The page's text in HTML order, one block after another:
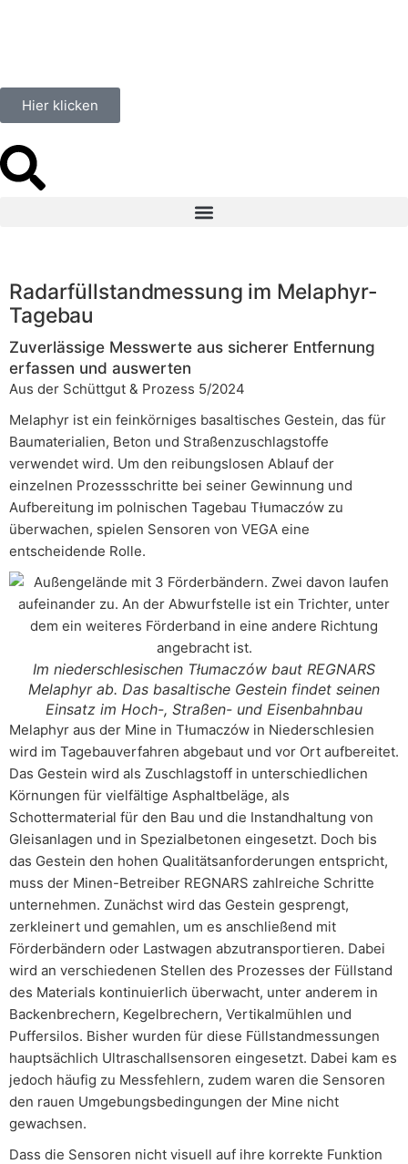
Hier klicken
Radarfüllstandmessung im Melaphyr-
Tagebau
Zuverlässige Messwerte aus sicherer Entfernung
erfassen und auswerten
Aus der Schüttgut & Prozess 5/2024
Melaphyr ist ein feinkörniges basaltisches Gestein, das für
Baumaterialien, Beton und Straßenzuschlagstoffe
verwendet wird. Um den reibungslosen Ablauf der
einzelnen Prozessschritte bei seiner Gewinnung und
Aufbereitung im polnischen Tagebau Tłumaczów zu
überwachen, spielen Sensoren von VEGA eine
entscheidende Rolle.
Im niederschlesischen Tłumaczów baut REGNARS
Melaphyr ab. Das basaltische Gestein findet seinen
Einsatz im Hoch-, Straßen- und Eisenbahnbau
Melaphyr aus der Mine in Tłumaczów in Niederschlesien
wird im Tagebauverfahren abgebaut und vor Ort aufbereitet.
Das Gestein wird als Zuschlagstoff in unterschiedlichen
Körnungen für vielfältige Asphaltbeläge, als
Schottermaterial für den Bau und die Instandhaltung von
Gleisanlagen und in Spezialbetonen eingesetzt. Doch bis
das Gestein den hohen Qualitätsanforderungen entspricht,
muss der Minen-Betreiber REGNARS zahlreiche Schritte
unternehmen. Zunächst wird das Gestein gesprengt,
zerkleinert und gemahlen, um es anschließend mit
Förderbändern oder Lastwagen abzutransportieren. Dabei
wird an verschiedenen Stellen des Prozesses der Füllstand
des Materials kontinuierlich überwacht, unter anderem in
Backenbrechern, Kegelbrechern, Vertikalmühlen und
Puffersilos. Bisher wurden für diese Füllstandmessungen
hauptsächlich Ultraschallsensoren eingesetzt. Dabei kam es
jedoch häufig zu Messfehlern, zudem waren die Sensoren
den rauen Umgebungsbedingungen der Mine nicht
gewachsen.
Dass die Sensoren nicht visuell auf ihre korrekte Funktion